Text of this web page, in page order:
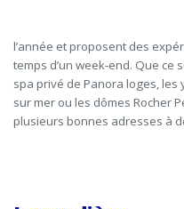
l’année et proposent des
temps d’un week-end. Que ce
spa privé de Panora loges, les
sur mer ou les dômes Rocher
plusieurs bonnes adresses à